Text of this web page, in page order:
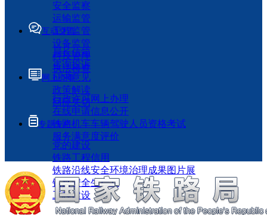
安全监察
运输监管
工程监管
设备监管
科技管理
执法检查
互动交流
局长信箱
咨询投诉
征求意见
政策解读
回应关切
网上办事
行政许可网上办理
在线申请信息公开
铁路机车车辆驾驶人员资格考试
服务满意度评价
专题专栏
党的建设
铁路工程信用
铁路沿线安全环境治理成果图片展
铁路安全生产月
工程建设